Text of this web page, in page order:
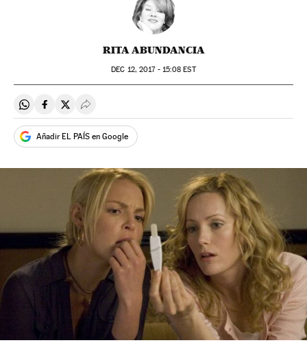
RITA ABUNDANCIA
DEC 12, 2017 - 15:08 EST
Compartir en Whatsapp
Compartir en Facebook
Compartir en Twitter
Desplegar Redes Sociales
Añadir EL PAÍS en Google